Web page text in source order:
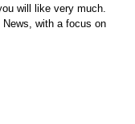
will like very much.
News, with a focus on